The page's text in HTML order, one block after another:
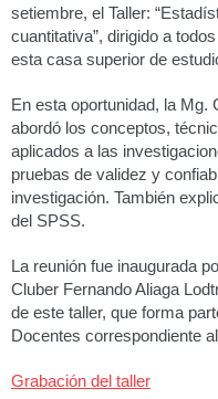
setiembre, el Taller:
cuantitativa”, dirigido a
esta casa superior de
En esta oportunidad, la Mg.
abordó los conceptos,
aplicados a las
pruebas de validez y
investigación. También
del SPSS.
La reunión fue inaugurada
Cluber Fernando Aliaga
de este taller, que forma
Docentes correspondiente
Grabación del taller